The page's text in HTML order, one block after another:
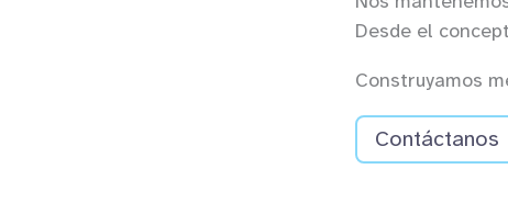
Desde el
Construyamos
Contáctanos